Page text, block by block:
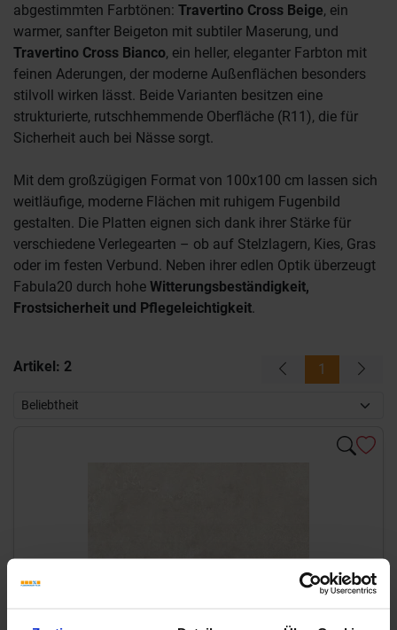
abgestimmten Farbtönen: Travertino Cross Beige, ein
warmer, sanfter Beigeton mit subtiler Maserung, und
Travertino Cross Bianco, ein heller, eleganter Farbton mit
feinen Aderungen, der moderne Außenflächen besonders
stilvoll wirken lässt. Beide Varianten besitzen eine
strukturierte, rutschhemmende Oberfläche (R11), die für
Sicherheit auch bei Nässe sorgt.
Mit dem großzügigen Format von 100x100 cm lassen sich
weitläufige, moderne Flächen mit ruhigem Fugenbild
gestalten. Die Platten eignen sich dank ihrer Stärke für
verschiedene Verlegearten – ob auf Stelzlagern, Kies, Gras
oder im festen Verbund. Neben ihrer edlen Optik überzeugt
Fabula20 durch hohe Witterungsbeständigkeit,
Frostsicherheit und Pflegeleichtigkeit.
Artikel: 2 1